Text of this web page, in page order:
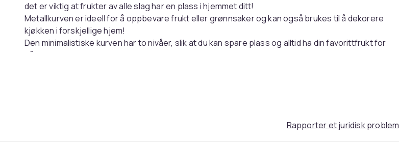
det er viktig at frukter av alle slag har en plass i hjemmet ditt!
Metallkurven er ideell for å oppbevare frukt eller grønnsaker og kan også brukes til å dekorere
kjøkken i forskjellige hjem!
Den minimalistiske kurven har to nivåer, slik at du kan spare plass og alltid ha din favorittfrukt for
hånden!
Rapporter et juridisk problem